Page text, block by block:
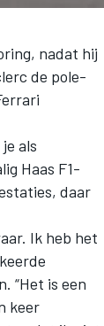
nadat hij
de pole-
als
Haas F1-
daar
Ik heb het
“Het is een
keer